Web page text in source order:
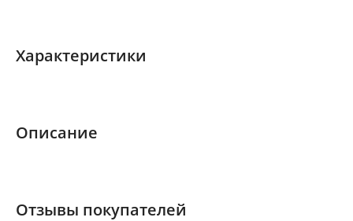
Описание
Характеристики
Отзывы покупателей